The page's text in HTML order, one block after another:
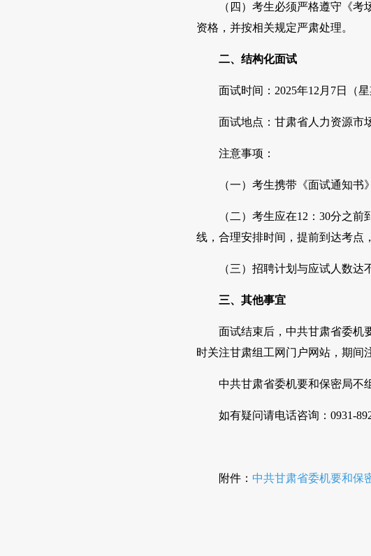
（四）考生必须严格遵守《
资格，并按相关规定严肃处理。
二、结构化面试
面试时间：2025年12月7日（
面试地点：甘肃省人力资源市
注意事项：
（一）考生携带《面试通知
（二）考生应在12：30分之
线，合理安排时间，提前到达考点
（三）招聘计划与应试人数达
三、其他事宜
面试结束后，中共甘肃省委机
时关注甘肃组工网门户网站，期间
中共甘肃省委机要和保密局不
如有疑问请电话咨询：0931-
附件： 中共甘肃省委机要和保